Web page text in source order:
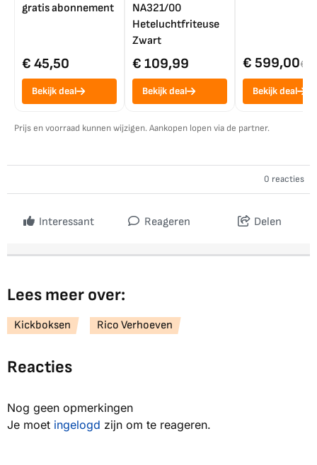
gratis abonnement
€ 45,50
Bekijk deal
NA321/00
Heteluchtfriteuse
Zwart
€ 109,99
Bekijk deal
€ 599,00€
Bekijk deal
Prijs en voorraad kunnen wijzigen. Aankopen lopen via de partner.
0 reacties
Interessant Reageren Delen
Lees meer over:
Kickboksen Rico Verhoeven
Reacties
Nog geen opmerkingen
Je moet ingelogd zijn om te reageren.